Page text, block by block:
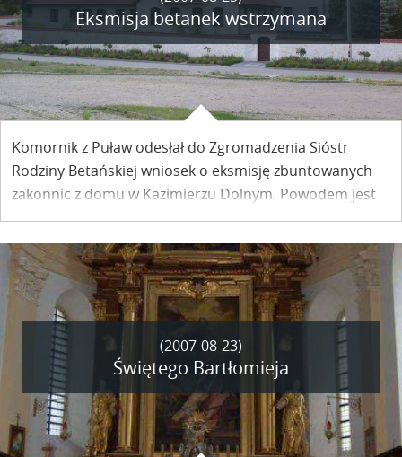
Eksmisja betanek wstrzymana
Komornik z Puław odesłał do Zgromadzenia Sióstr
Rodziny Betańskiej wniosek o eksmisję zbuntowanych
zakonnic z domu w Kazimierzu Dolnym. Powodem jest
niezapłacenie komornikowi opłaty egzekucyjnej.
(2007-08-23)
Świętego Bartłomieja